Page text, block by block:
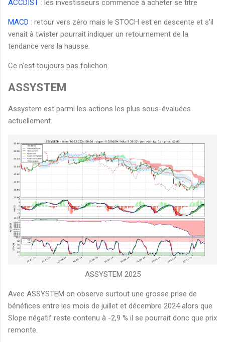
ACCDIST : les investisseurs commence à acheter se titre
MACD : retour vers zéro mais le STOCH est en descente et s'il
venait à twister pourrait indiquer un retournement de la
tendance vers la hausse.
Ce n'est toujours pas folichon.
ASSYSTEM
Assystem est parmi les actions les plus sous-évaluées
actuellement.
ASSYSTEM 2025
Avec ASSYSTEM on observe surtout une grosse prise de
bénéfices entre les mois de juillet et décembre 2024 alors que
Slope négatif reste contenu à -2,9 % il se pourrait donc que prix
remonte.